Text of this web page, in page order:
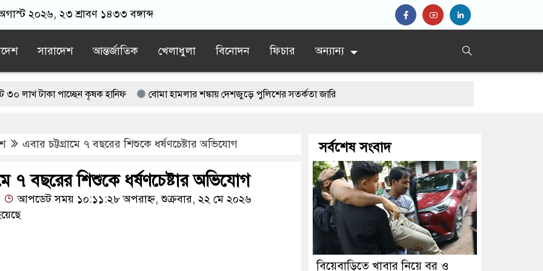
২০২৬, ২৩ শ্রাবণ ১৪৩৩ বঙ্গাব্দ
সারাদেশ আন্তর্জাতিক খেলাধুলা বিনোদন ফিচার অন্যান্য
পাচ্ছেন কৃষক হানিফ বোমা হামলার শঙ্কায় দেশজুড়ে পুলিশের সতর্কতা জারি
বহিষ্কাকৃত গাজী নজরুলের ১২ অনুসারী
সরকার: নাহিদ ইসলাম
এবার চট্টগ্রামে ৭ বছরের শিশুকে ধর্ষণচেষ্টার অভিযোগ
৭ বছরের শিশুকে ধর্ষণচেষ্টার অভিযোগ
আপডেট সময় ১০:১১:২৮ অপরাহ্ন, শুক্রবার, ২২ মে ২০২৬
সর্বশেষ সংবাদ
বিয়েবাড়িতে খাবার নিয়ে বর ও